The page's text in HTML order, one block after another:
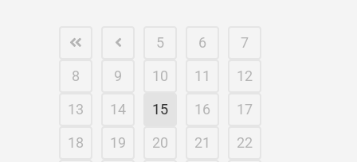
5 6
7
8
9 10 11
12
13
14 15 16
17
18
19 20 21
22